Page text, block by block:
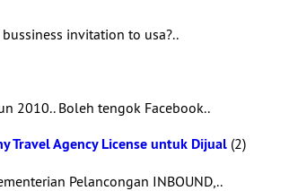
invitation to usa?..
2010.. Boleh tengok Facebook..
Travel Agency License untuk Dijual (2)
Pelancongan INBOUND,..